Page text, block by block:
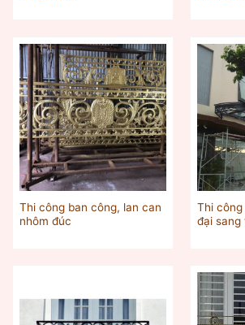
Thi công ban công, lan can
nhôm đúc
Thi công
đại sang